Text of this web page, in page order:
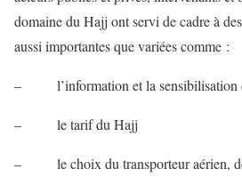
domaine du Hajj ont servi de cadre à
aussi importantes que variées comme :
– l’information et la sensibilisation
– le tarif du Hajj
– le choix du transporteur aérien,